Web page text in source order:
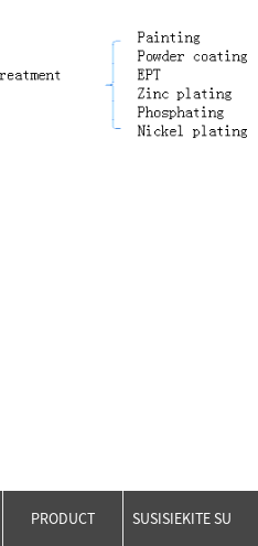
PRODUCT SUSISIEKITE SU